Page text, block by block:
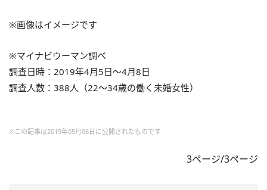
※画像はイメージです
※マイナビウーマン調べ
調査日時：2019年4月5日～4月8日
調査人数：388人（22～34歳の働く未婚女性）
※この記事は2019年05月06日に公開されたものです
3ページ/3ページ